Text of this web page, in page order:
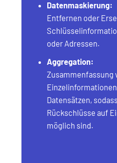
Datenmaskierung:
Entfernen oder
oder Adressen.
Aggregation:
Zusammenfassung
Datensätzen,
Rückschlüsse auf
möglich sind.